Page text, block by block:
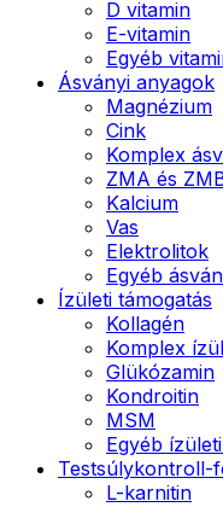
D vitamin
E-vitamin
Egyéb
Ásványi anyagok
Magnézium
Cink
Komplex
ZMA és
Kalcium
Vas
Elektrolitok
Egyéb
Ízületi támogatás
Kollagén
Komplex
Glükózamin
Kondroitin
MSM
Egyéb
Testsúlykontroll-
L-karnitin